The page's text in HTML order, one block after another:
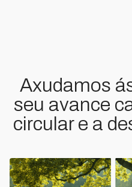
Axudamos
seu avance
circular e a